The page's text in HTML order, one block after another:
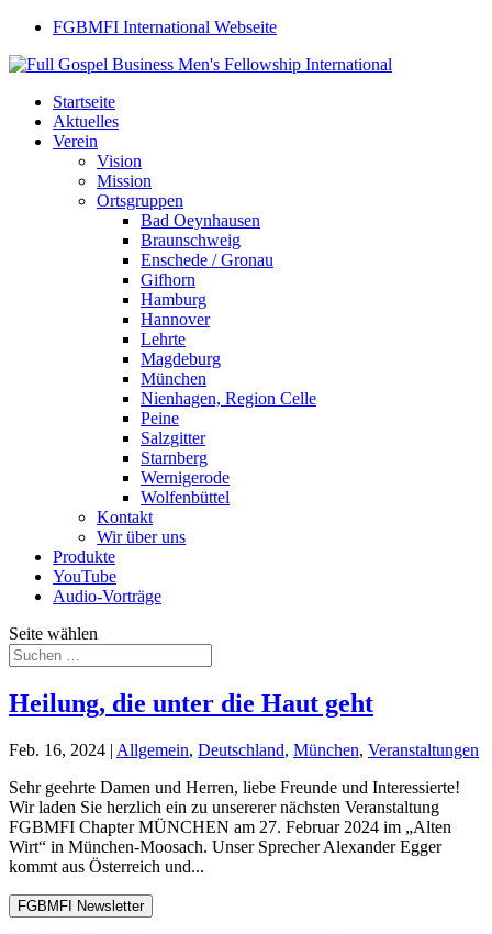
FGBMFI International Webseite
Startseite
Aktuelles
Verein
Vision
Mission
Ortsgruppen
Bad Oeynhausen
Braunschweig
Enschede / Gronau
Gifhorn
Hamburg
Hannover
Lehrte
Magdeburg
München
Nienhagen, Region Celle
Peine
Salzgitter
Starnberg
Wernigerode
Wolfenbüttel
Kontakt
Wir über uns
Produkte
YouTube
Audio-Vorträge
Seite wählen
Heilung, die unter die Haut geht
Feb. 16, 2024 | Allgemein, Deutschland, München, Veranstaltungen
Sehr geehrte Damen und Herren, liebe Freunde und Interessierte!
Wir laden Sie herzlich ein zu unsererer nächsten Veranstaltung
FGBMFI Chapter MÜNCHEN am 27. Februar 2024 im „Alten
Wirt“ in München-Moosach. Unser Sprecher Alexander Egger
kommt aus Österreich und...